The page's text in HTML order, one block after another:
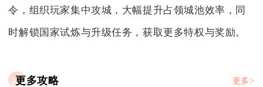
令，组织玩家集中攻城，大幅提升占领城池效率，同
时解锁国家试炼与升级任务，获取更多特权与奖励。
更多攻略 更多>